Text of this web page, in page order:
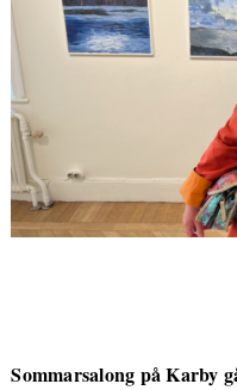
Sommarsalong på Karby